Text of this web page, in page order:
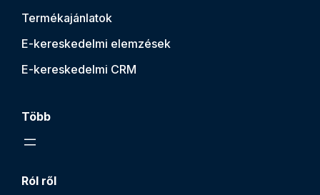
Termékajánlatok
E-kereskedelmi elemzések
E-kereskedelmi CRM
Több
Ról ről